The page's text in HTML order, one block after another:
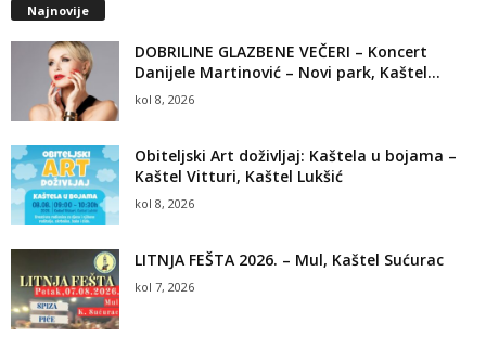
Najnovije
DOBRILINE GLAZBENE VEČERI – Koncert
Danijele Martinović – Novi park, Kaštel...
kol 8, 2026
Obiteljski Art doživljaj: Kaštela u bojama –
Kaštel Vitturi, Kaštel Lukšić
kol 8, 2026
LITNJA FEŠTA 2026. – Mul, Kaštel Sućurac
kol 7, 2026